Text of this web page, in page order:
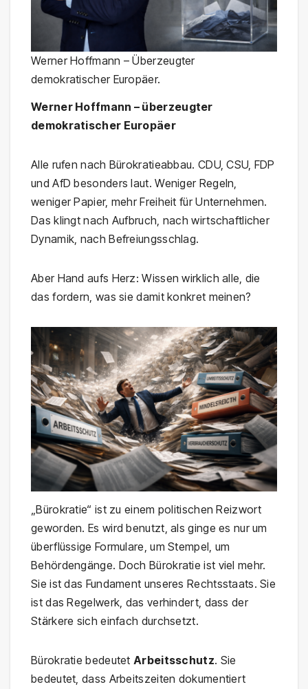
Werner Hoffmann – Überzeugter
demokratischer Europäer.
Werner Hoffmann – überzeugter
demokratischer Europäer
Alle rufen nach Bürokratieabbau. CDU, CSU, FDP
und AfD besonders laut. Weniger Regeln,
weniger Papier, mehr Freiheit für Unternehmen.
Das klingt nach Aufbruch, nach wirtschaftlicher
Dynamik, nach Befreiungsschlag.
Aber Hand aufs Herz: Wissen wirklich alle, die
das fordern, was sie damit konkret meinen?
„Bürokratie“ ist zu einem politischen Reizwort
geworden. Es wird benutzt, als ginge es nur um
überflüssige Formulare, um Stempel, um
Behördengänge. Doch Bürokratie ist viel mehr.
Sie ist das Fundament unseres Rechtsstaats. Sie
ist das Regelwerk, das verhindert, dass der
Stärkere sich einfach durchsetzt.
Bürokratie bedeutet Arbeitsschutz. Sie
bedeutet, dass Arbeitszeiten dokumentiert